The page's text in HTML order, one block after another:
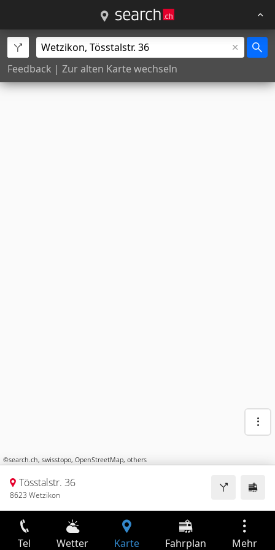
Feedback | Zur alten Karte wechseln
©search.ch, swisstopo, OpenStreetMap, others
Tösstalstr. 36
8623 Wetzikon
Tel Wetter Karte Fahrplan Mehr